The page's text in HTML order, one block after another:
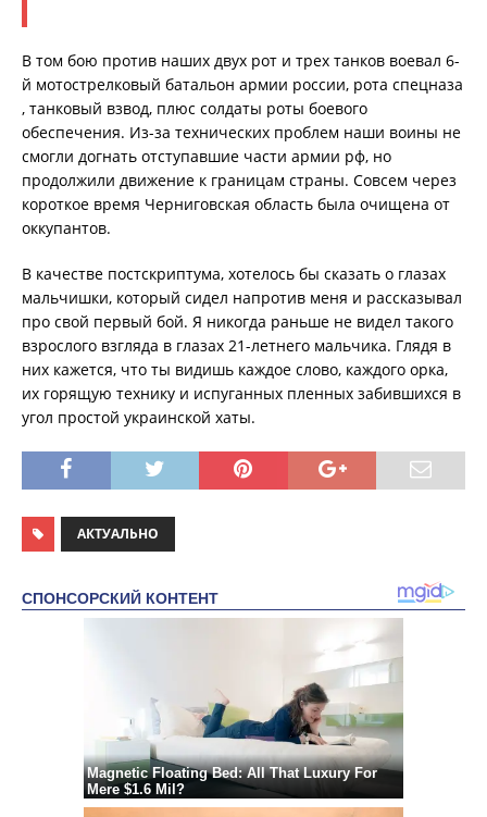
В том бою против наших двух рот и трех танков воевал 6-
й мотострелковый батальон армии россии, рота спецназа
, танковый взвод, плюс солдаты роты боевого
обеспечения. Из-за технических проблем наши воины не
смогли догнать отступавшие части армии рф, но
продолжили движение к границам страны. Совсем через
короткое время Черниговская область была очищена от
оккупантов.
В качестве постскриптума, хотелось бы сказать о глазах
мальчишки, который сидел напротив меня и рассказывал
про свой первый бой. Я никогда раньше не видел такого
взрослого взгляда в глазах 21-летнего мальчика. Глядя в
них кажется, что ты видишь каждое слово, каждого орка,
их горящую технику и испуганных пленных забившихся в
угол простой украинской хаты.
АКТУАЛЬНО